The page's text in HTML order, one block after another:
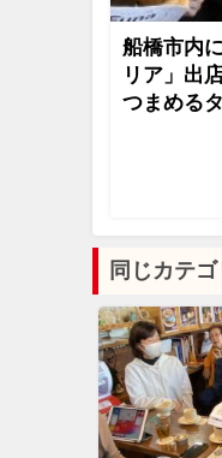
船橋市内
リア」出
つまめる
同じカテ